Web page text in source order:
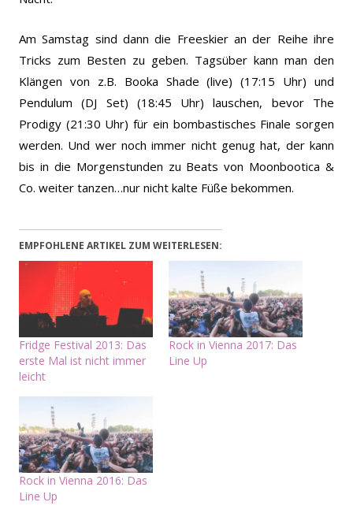
Am Samstag sind dann die Freeskier an der Reihe ihre
Tricks zum Besten zu geben. Tagsüber kann man den
Klängen von z.B. Booka Shade (live) (17:15 Uhr) und
Pendulum (DJ Set) (18:45 Uhr) lauschen, bevor The
Prodigy (21:30 Uhr) für ein bombastisches Finale sorgen
werden. Und wer noch immer nicht genug hat, der kann
bis in die Morgenstunden zu Beats von Moonbootica &
Co. weiter tanzen…nur nicht kalte Füße bekommen.
EMPFOHLENE ARTIKEL ZUM WEITERLESEN:
Fridge Festival 2013: Das
erste Mal ist nicht immer
leicht
Rock in Vienna 2017: Das
Line Up
Rock in Vienna 2016: Das
Line Up